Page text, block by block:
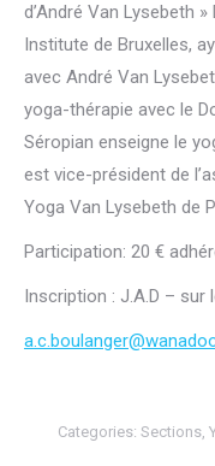
d’André Van Lysebeth
Institute de Bruxelles,
avec André Van
yoga-thérapie avec le
Séropian enseigne le
est vice-président de
Yoga Van Lysebeth de
Participation: 20 €
Inscription : J.A.D – sur
Categories: Sections,